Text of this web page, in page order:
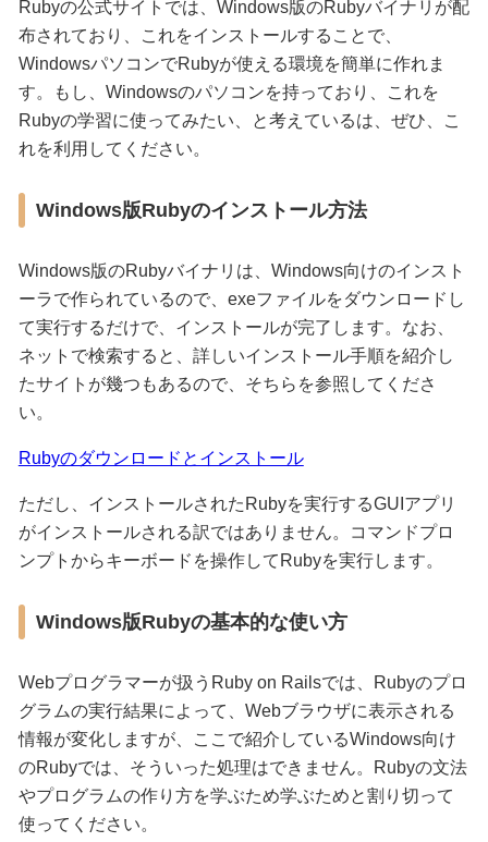
Rubyの公式サイトでは、Windows版のRubyバイナリが配
布されており、これをインストールすることで、
WindowsパソコンでRubyが使える環境を簡単に作れま
す。もし、Windowsのパソコンを持っており、これを
Rubyの学習に使ってみたい、と考えているは、ぜひ、こ
れを利用してください。
Windows版Rubyのインストール方法
Windows版のRubyバイナリは、Windows向けのインスト
ーラで作られているので、exeファイルをダウンロードし
て実行するだけで、インストールが完了します。なお、
ネットで検索すると、詳しいインストール手順を紹介し
たサイトが幾つもあるので、そちらを参照してくださ
い。
Rubyのダウンロードとインストール
ただし、インストールされたRubyを実行するGUIアプリ
がインストールされる訳ではありません。コマンドプロ
ンプトからキーボードを操作してRubyを実行します。
Windows版Rubyの基本的な使い方
Webプログラマーが扱うRuby on Railsでは、Rubyのプロ
グラムの実行結果によって、Webブラウザに表示される
情報が変化しますが、ここで紹介しているWindows向け
のRubyでは、そういった処理はできません。Rubyの文法
やプログラムの作り方を学ぶため学ぶためと割り切って
使ってください。